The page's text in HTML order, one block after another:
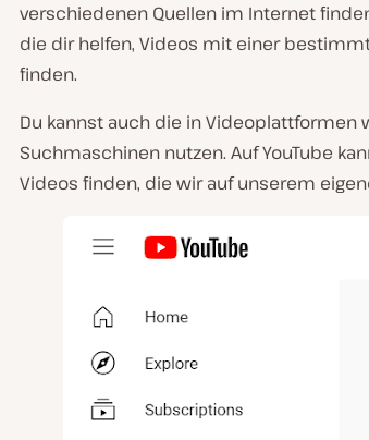
o
a
i
e
n
verschiedenen Quellen im Internet
die dir helfen, Videos mit einer
finden.
Du kannst auch die in Videoplattformen
Suchmaschinen nutzen. Auf YouTube
Videos finden, die wir auf unserem